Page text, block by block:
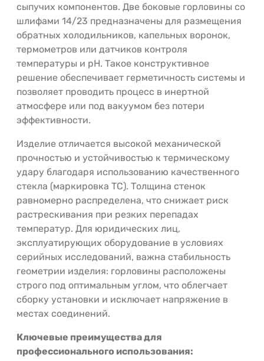
сыпучих компонентов. Две боковые горловины со
шлифами 14/23 предназначены для размещения
обратных холодильников, капельных воронок,
термометров или датчиков контроля
температуры и pH. Такое конструктивное
решение обеспечивает герметичность системы и
позволяет проводить процесс в инертной
атмосфере или под вакуумом без потери
эффективности.
Изделие отличается высокой механической
прочностью и устойчивостью к термическому
удару благодаря использованию качественного
стекла (маркировка ТС). Толщина стенок
равномерно распределена, что снижает риск
растрескивания при резких перепадах
температур. Для юридических лиц,
эксплуатирующих оборудование в условиях
серийных исследований, важна стабильность
геометрии изделия: горловины расположены
строго под оптимальным углом, что облегчает
сборку установки и исключает напряжение в
местах соединений.
Ключевые преимущества для
профессионального использования: